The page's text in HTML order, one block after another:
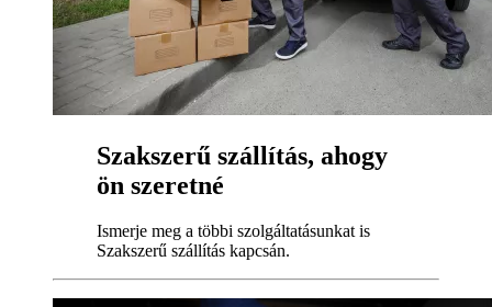
Szakszerű szállítás, ahogy
ön szeretné
Ismerje meg a többi szolgáltatásunkat is
Szakszerű szállítás kapcsán.